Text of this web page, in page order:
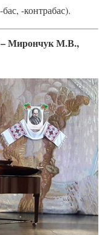
-контрабас).
– Мирончук М.В.,